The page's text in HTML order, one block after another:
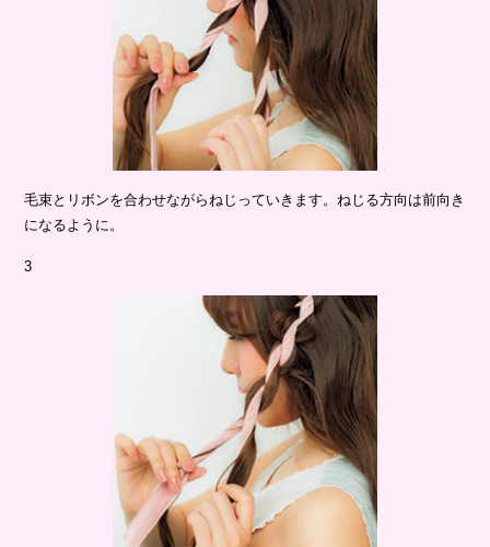
毛束とリボンを合わせながらねじっていきます。ねじる方向は前向き
になるように。
3